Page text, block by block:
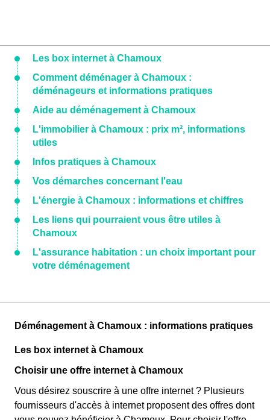
Les box internet à Chamoux
Comment déménager à Chamoux :
déménageurs et informations pratiques
Aide au déménagement à Chamoux
L'immobilier à Chamoux : prix m², informations
utiles
Infos pratiques à Chamoux
Vos démarches concernant l'eau
L'énergie à Chamoux : informations et chiffres
Les liens qui pourraient vous être utiles à
Chamoux
L'assurance habitation : un choix important pour
votre déménagement
Déménagement à Chamoux : informations pratiques
Les box internet à Chamoux
Choisir une offre internet à Chamoux
Vous désirez souscrire à une offre internet ? Plusieurs
fournisseurs d'accès à internet proposent des offres dont